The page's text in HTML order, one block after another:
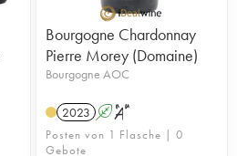
Bourgogne Chardonnay
Pierre Morey (Domaine)
Bourgogne AOC
2023 A S
Posten von 1 Flasche | 0
Gebote